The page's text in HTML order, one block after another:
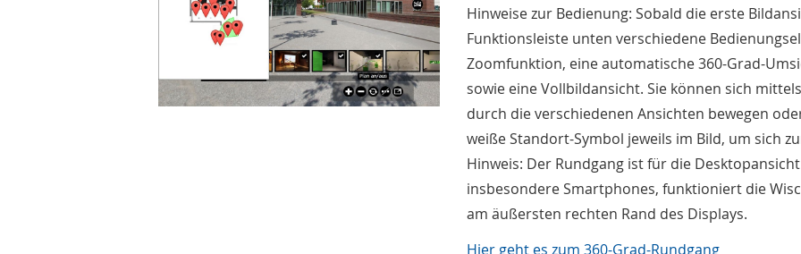
Hinweise zur Bedienung: Sobald die erste
Funktionsleiste unten verschiedene
Zoomfunktion, eine automatische 360-Grad-
sowie eine Vollbildansicht. Sie können sich
durch die verschiedenen Ansichten bewegen
weiße Standort-Symbol jeweils im Bild, um sich
Hinweis: Der Rundgang ist für die
insbesondere Smartphones, funktioniert die
am äußersten rechten Rand des Displays.
Hier geht es zum 360-Grad-Rundgang